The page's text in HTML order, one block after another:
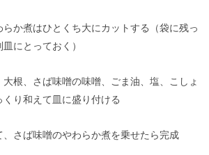
らか煮はひとくち大にカットする（袋に残っ
にとっておく）
大根、さば味噌の味噌、ごま油、塩、こしょ
くり和えて皿に盛り付ける
、さば味噌のやわらか煮を乗せたら完成